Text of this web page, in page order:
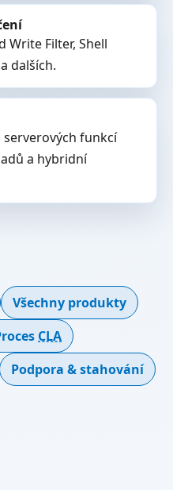
Write Filter, Shell
dalších.
serverových funkcí
a hybridní
Všechny produkty
CLA
Podpora & stahování